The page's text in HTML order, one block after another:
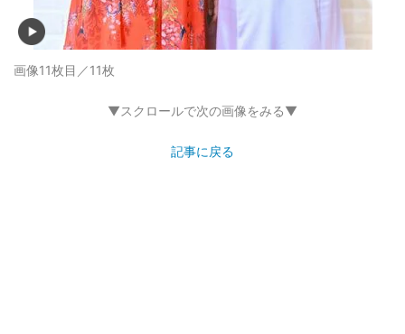
画像11枚目／11枚
▼スクロールで次の画像をみる▼
記事に戻る